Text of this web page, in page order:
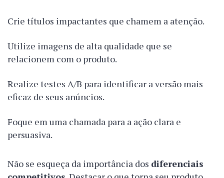
Crie títulos impactantes que chamem a atenção.
Utilize imagens de alta qualidade que se
relacionem com o produto.
Realize testes A/B para identificar a versão mais
eficaz de seus anúncios.
Foque em uma chamada para a ação clara e
persuasiva.
Não se esqueça da importância dos diferenciais